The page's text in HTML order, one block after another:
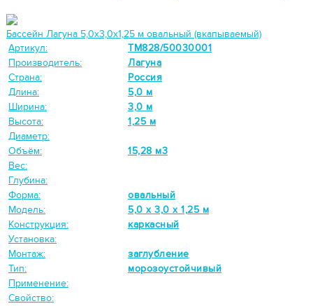
Бассейн Лагуна 5,0х3,0х1,25 м овальный (вкапываемый)
Артикул:
ТМ828/50030001
Производитель:
Лагуна
Страна:
Россия
Длина:
5,0 м
Ширина:
3,0 м
Высота:
1,25 м
Диаметр:
Объём:
15,28 м3
Вес:
Глубина:
Форма:
овальный
Модель:
5,0 х 3,0 х 1,25 м
Конструкция:
каркасный
Установка:
Монтаж:
заглубление
Тип:
морозоустойчивый
Применение:
Свойство: